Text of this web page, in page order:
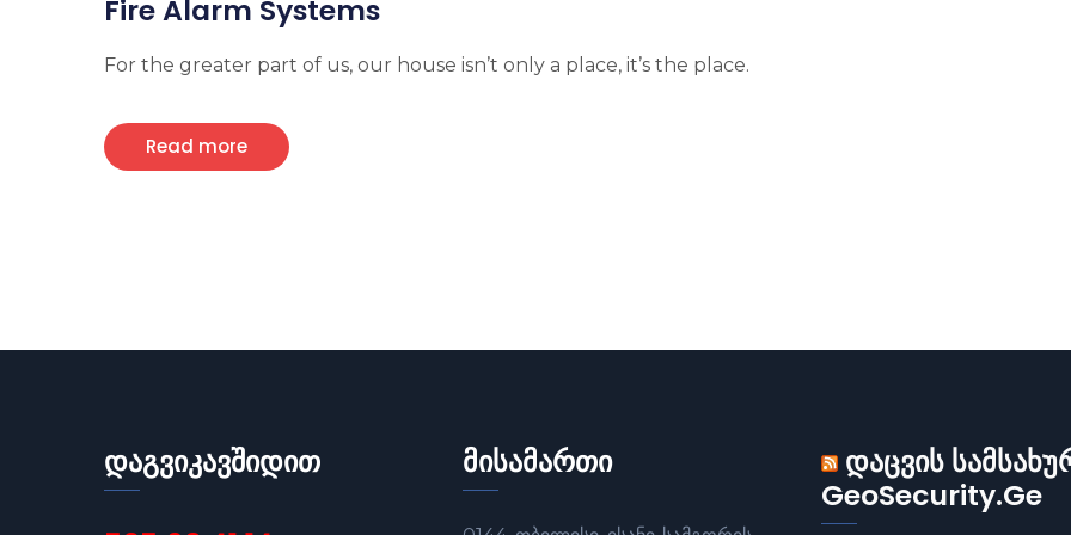
Fire Alarm Systems
For the greater part of us, our house isn’t only a place, it’s the place.
Read more
დაგვიკავშიდით მისამართი
დაცვის
GeoSecurity.Ge